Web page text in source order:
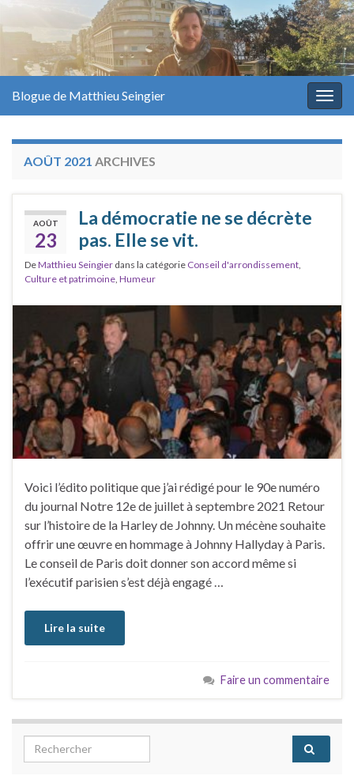
Blogue de Matthieu Seingier
AOÛT 2021 ARCHIVES
AOÛT
23
La démocratie ne se décrète
pas. Elle se vit.
DeMatthieu Seingier dans la catégorie Conseil d'arrondissement
Culture et patrimoine Humeur
Voici l’édito politique que j’ai rédigé pour le 90e numéro
du journal Notre 12e de juillet à septembre 2021 Retour
sur l’histoire de la Harley de Johnny. Un mécène souhaite
offrir une œuvre en hommage à Johnny Hallyday à Paris.
Le conseil de Paris doit donner son accord même si
l’exécutif parisien s’est déjà engagé …
Lire la suite
Faire un commentaire
Search for: